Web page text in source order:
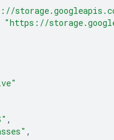
"https://
,
,